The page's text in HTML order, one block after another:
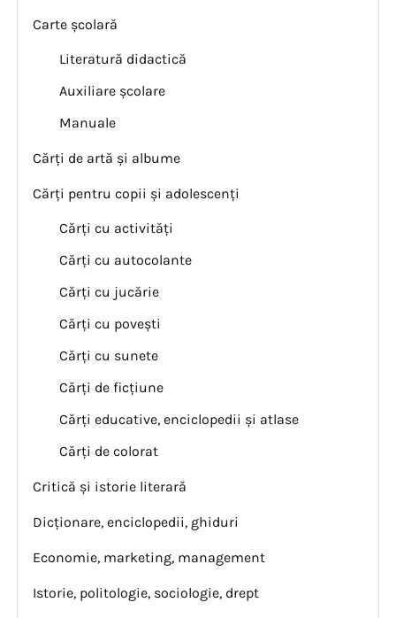
Carte școlară
Literatură didactică
Auxiliare școlare
Manuale
Cărți de artă și albume
Cărți pentru copii și adolescenți
Cărți cu activități
Cărți cu autocolante
Cărți cu jucărie
Cărți cu povești
Cărți cu sunete
Cărți de ficțiune
Cărți educative, enciclopedii și atlase
Cărți de colorat
Critică și istorie literară
Dicționare, enciclopedii, ghiduri
Economie, marketing, management
Istorie, politologie, sociologie, drept